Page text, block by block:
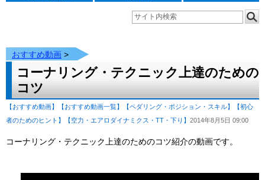
おすすめ動画 >
コーナリング・テクニック上達のための
コツ
【おすすめ動画】 【おすすめ動画一覧】 【ペダリング・ポジション・スキル】
【初心
者のためのヒント】
【空力・エアロダイナミクス・TT・下り】 2014年8月5日 09:00
コーナリング・テクニック上達のためのコツ紹介の動画です。